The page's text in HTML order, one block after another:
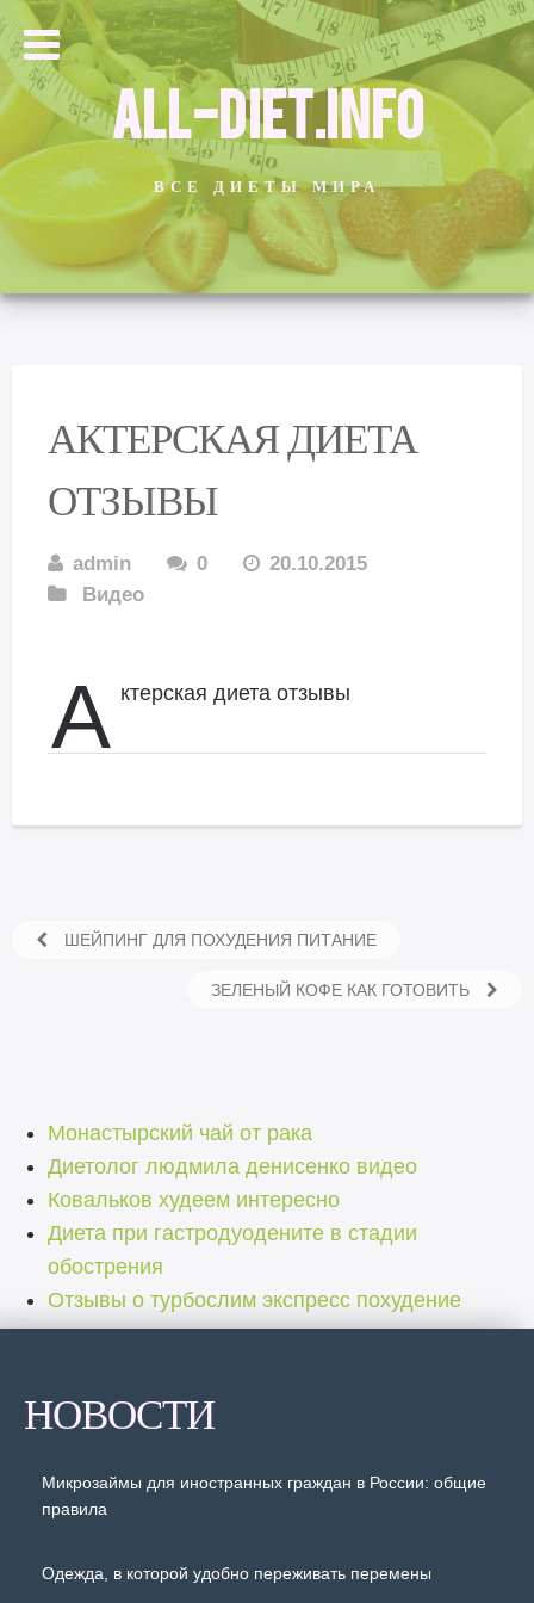
ALL-DIET.INFO
ВСЕ ДИЕТЫ МИРА
АКТЕРСКАЯ ДИЕТА
ОТЗЫВЫ
admin 0
20.10.2015
Видео
А ктерская диета отзывы
ШЕЙПИНГ ДЛЯ ПОХУДЕНИЯ ПИТАНИЕ
ЗЕЛЕНЫЙ КОФЕ КАК ГОТОВИТЬ
Монастырский чай от рака
Диетолог людмила денисенко видео
Ковальков худеем интересно
Диета при гастродуодените в стадии
обострения
Отзывы о турбослим экспресс похудение
НОВОСТИ
Микрозаймы для иностранных граждан в России: общие
правила
Одежда, в которой удобно переживать перемены